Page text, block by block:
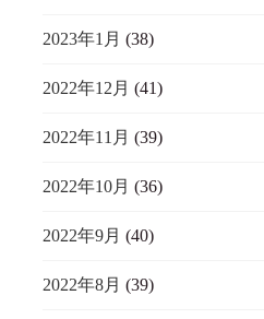
2023年1月 (38)
2022年12月 (41)
2022年11月 (39)
2022年10月 (36)
2022年9月 (40)
2022年8月 (39)